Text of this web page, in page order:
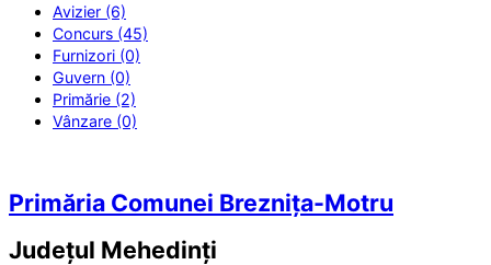
Avizier (6)
Concurs (45)
Furnizori (0)
Guvern (0)
Primărie (2)
Vânzare (0)
Primăria Comunei Breznița-Motru
Județul Mehedinți